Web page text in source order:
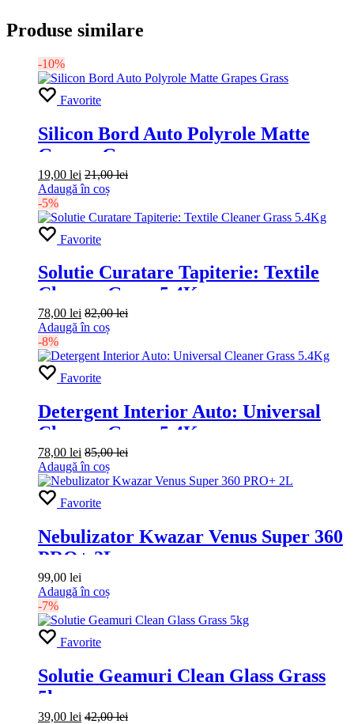
Produse similare
-10%
Favorite
Silicon Bord Auto Polyrole Matte
Grapes Grass
19,00 lei 21,00lei
Adaugă în coș
-5%
Favorite
Solutie Curatare Tapiterie: Textile
Cleaner Grass 5.4Kg
78,00 lei 82,00lei
Adaugă în coș
-8%
Favorite
Detergent Interior Auto: Universal
Cleaner Grass 5.4Kg
78,00 lei 85,00lei
Adaugă în coș
Favorite
Nebulizator Kwazar Venus Super 360
PRO+ 2L
99,00 lei
Adaugă în coș
-7%
Favorite
Solutie Geamuri Clean Glass Grass
5kg
39,00 lei 42,00lei